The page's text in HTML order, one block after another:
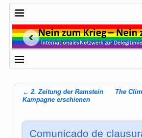
Post navigation
← 2. Zeitung der Ramstein
Kampagne erschienen
The
Comunicado de